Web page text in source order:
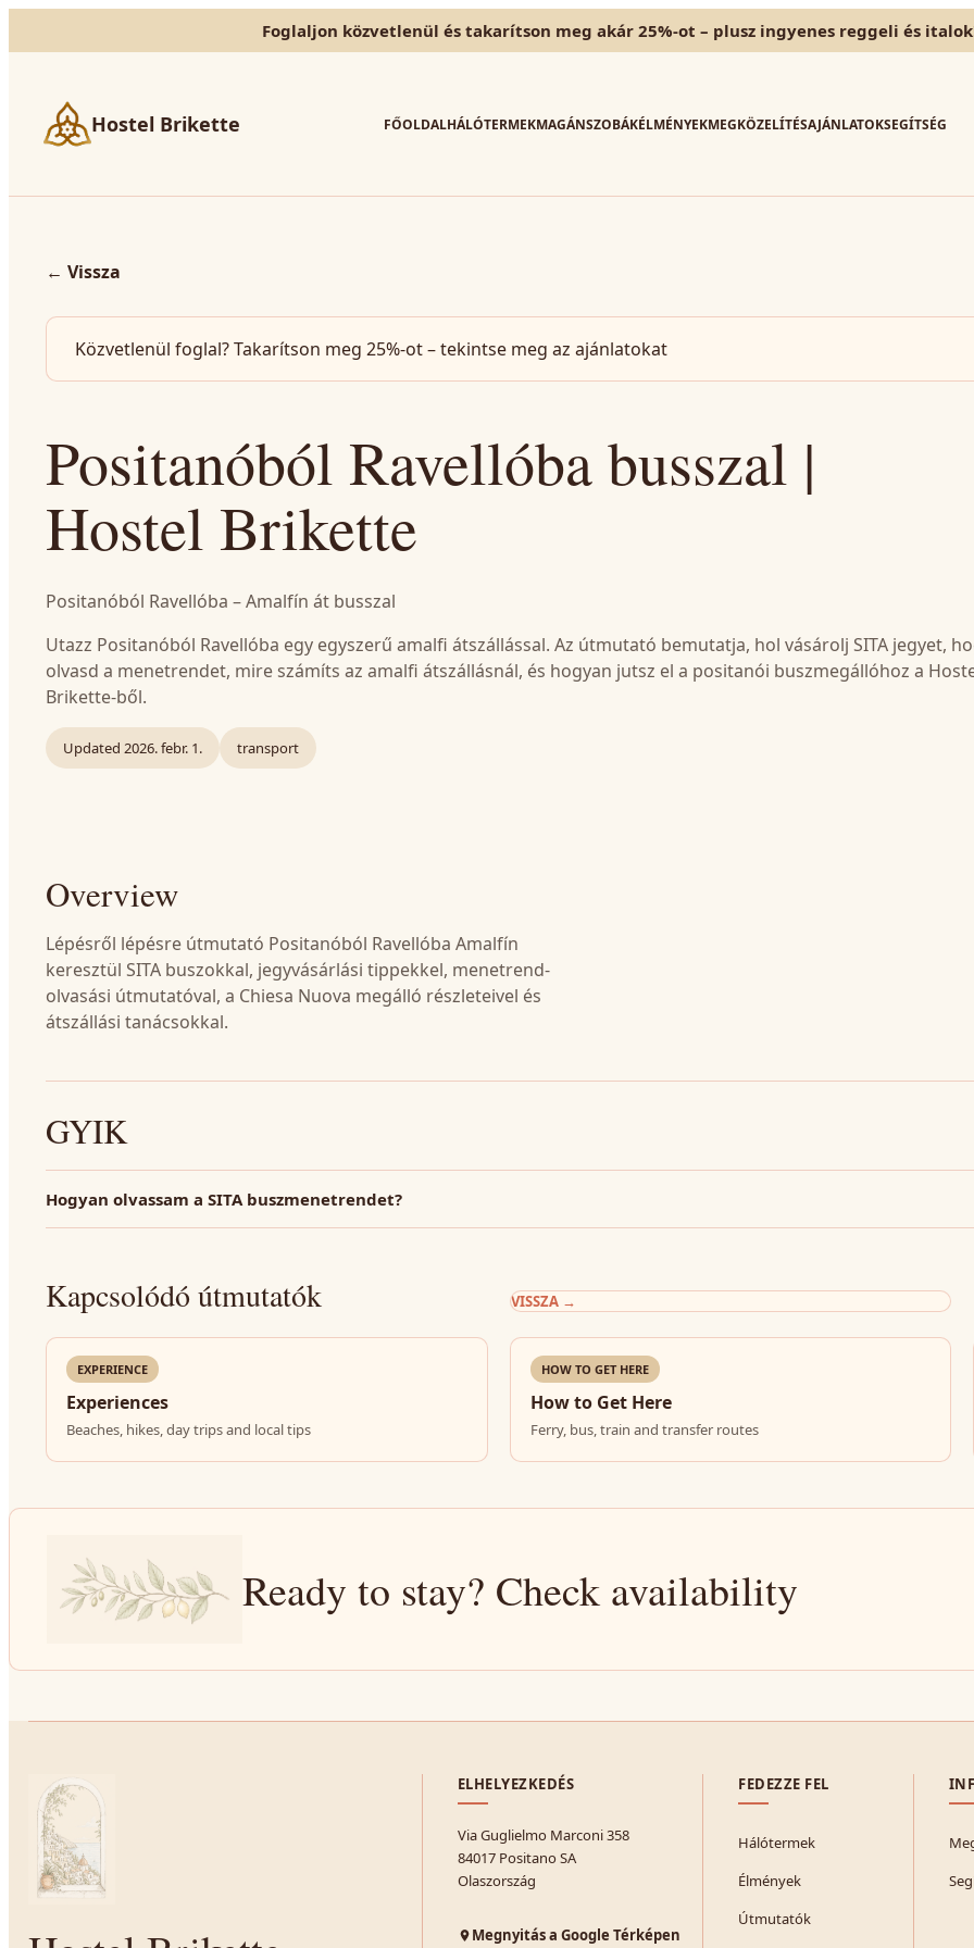
Foglaljon közvetlenül és takarítson meg akár 25%-ot – plusz ingyenes reggeli és
Hostel Brikette FŐOLDALHÁLÓTERMEKMAGÁNSZOBÁKÉLMÉNYEKMEGKÖZELÍTÉSAJÁNLATOKSEGÍTSÉG
← Vissza
Közvetlenül foglal? Takarítson meg 25%-ot – tekintse meg az ajánlatokat
Positanóból Ravellóba busszal |
Hostel Brikette
Positanóból Ravellóba – Amalfín át busszal
Utazz Positanóból Ravellóba egy egyszerű amalfi átszállással. Az útmutató bemutatja, hol vásárolj SITA jegyet,
olvasd a menetrendet, mire számíts az amalfi átszállásnál, és hogyan jutsz el a positanói buszmegállóhoz a
Brikette-ből.
Updated 2026. febr. 1. transport
Overview
Lépésről lépésre útmutató Positanóból Ravellóba Amalfín
keresztül SITA buszokkal, jegyvásárlási tippekkel, menetrend-
olvasási útmutatóval, a Chiesa Nuova megálló részleteivel és
átszállási tanácsokkal.
GYIK
Hogyan olvassam a SITA buszmenetrendet?
Kapcsolódó útmutatók VISSZA→
EXPERIENCE
Experiences
Beaches, hikes, day trips and local tips
HOW TO GET HERE
How to Get Here
Ferry, bus, train and transfer routes
Ready to stay? Check availability
ELHELYEZKEDÉS
Via Guglielmo Marconi 358
84017 Positano SA
Olaszország
Megnyitás a Google Térképen
FEDEZZE FEL
Hálótermek
Élmények
Útmutatók